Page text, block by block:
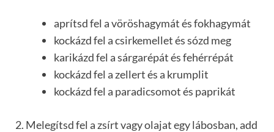
aprítsd fel a vöröshagymát és fokhagymát
kockázd fel a csirkemellet és sózd meg
karikázd fel a sárgarépát és fehérrépát
kockázd fel a zellert és a krumplit
kockázd fel a paradicsomot és paprikát
2. Melegítsd fel a zsírt vagy olajat egy lábosban, add